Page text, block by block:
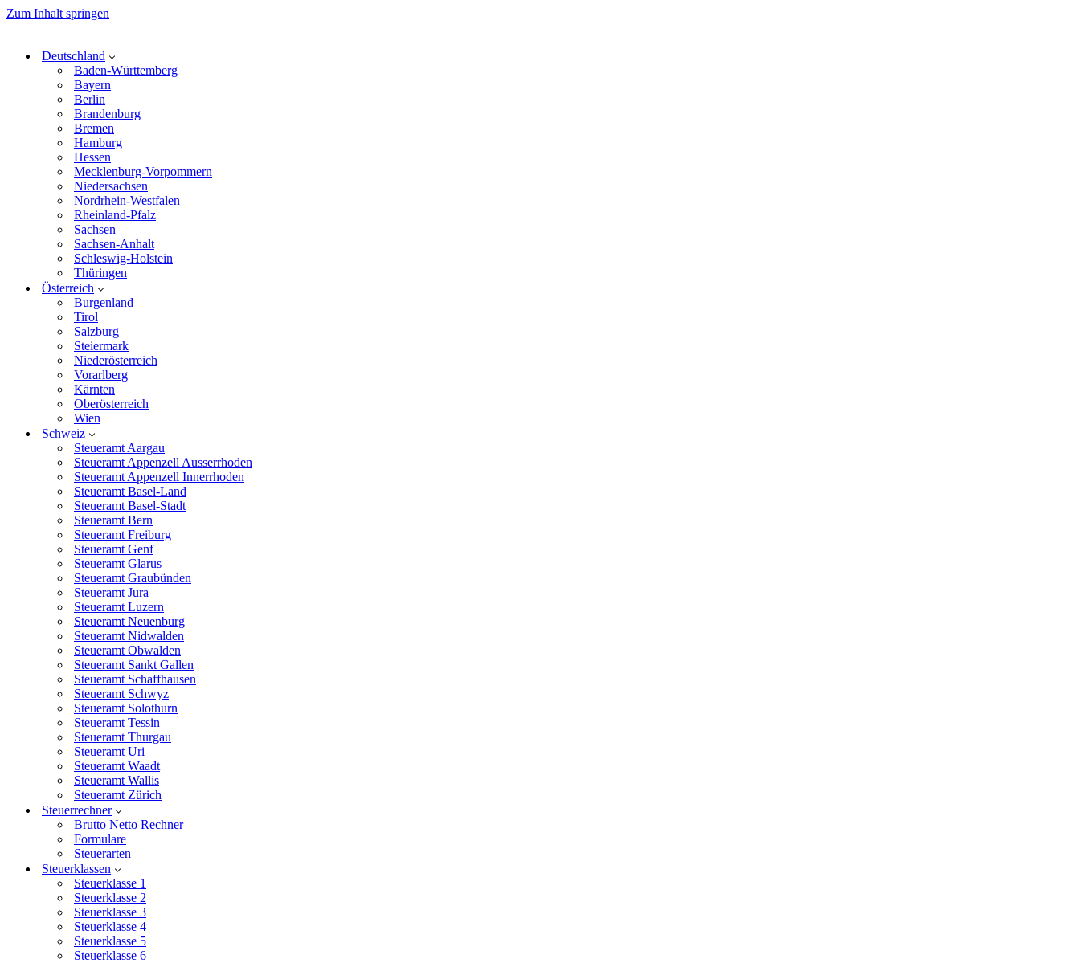
Zum Inhalt springen
Deutschland
Baden-Württemberg
Bayern
Berlin
Brandenburg
Bremen
Hamburg
Hessen
Mecklenburg-Vorpommern
Niedersachsen
Nordrhein-Westfalen
Rheinland-Pfalz
Sachsen
Sachsen-Anhalt
Schleswig-Holstein
Thüringen
Österreich
Burgenland
Tirol
Salzburg
Steiermark
Niederösterreich
Vorarlberg
Kärnten
Oberösterreich
Wien
Schweiz
Steueramt Aargau
Steueramt Appenzell Ausserrhoden
Steueramt Appenzell Innerrhoden
Steueramt Basel-Land
Steueramt Basel-Stadt
Steueramt Bern
Steueramt Freiburg
Steueramt Genf
Steueramt Glarus
Steueramt Graubünden
Steueramt Jura
Steueramt Luzern
Steueramt Neuenburg
Steueramt Nidwalden
Steueramt Obwalden
Steueramt Sankt Gallen
Steueramt Schaffhausen
Steueramt Schwyz
Steueramt Solothurn
Steueramt Tessin
Steueramt Thurgau
Steueramt Uri
Steueramt Waadt
Steueramt Wallis
Steueramt Zürich
Steuerrechner
Brutto Netto Rechner
Formulare
Steuerarten
Steuerklassen
Steuerklasse 1
Steuerklasse 2
Steuerklasse 3
Steuerklasse 4
Steuerklasse 5
Steuerklasse 6